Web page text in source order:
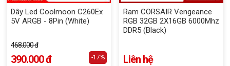
Dây Led Coolmoon C260Ex
5V ARGB - 8Pin (White)
468.000 đ
390.000 đ -17%
Ram CORSAIR Vengeance
RGB 32GB 2X16GB 6000Mhz
DDR5 (Black)
Liên hệ